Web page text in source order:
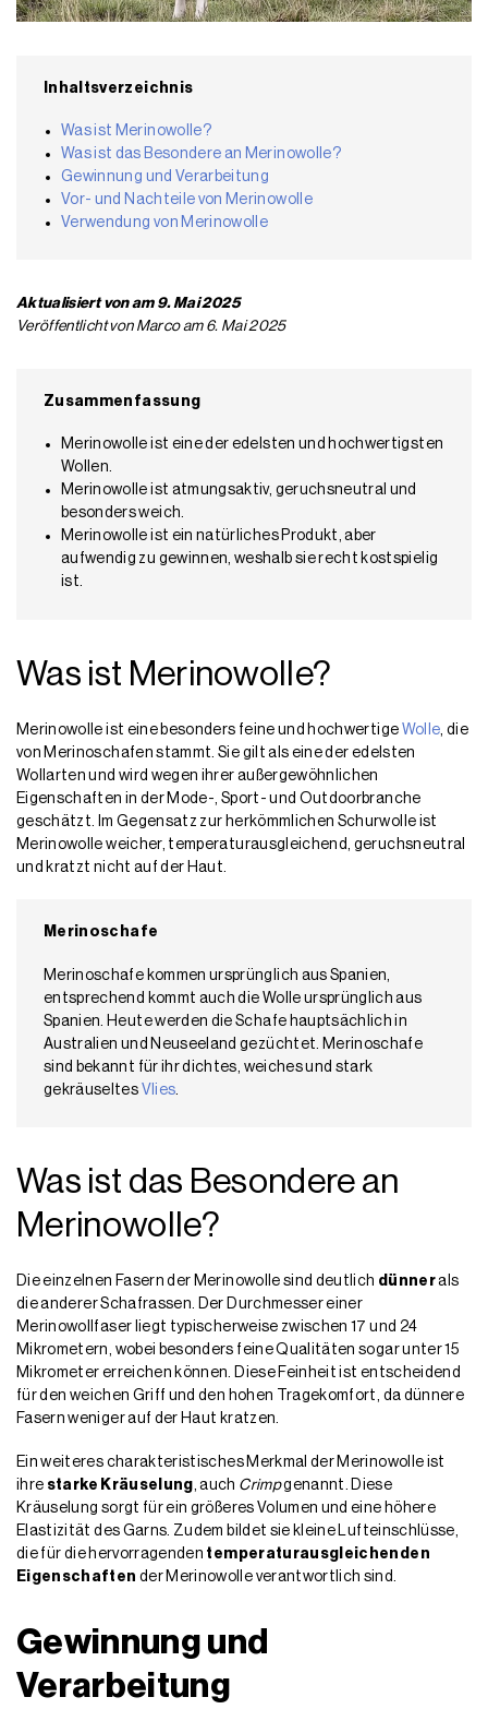
Inhaltsverzeichnis
Was ist Merinowolle?
Was ist das Besondere an Merinowolle?
Gewinnung und Verarbeitung
Vor- und Nachteile von Merinowolle
Verwendung von Merinowolle
Aktualisiert von am 9. Mai 2025
Veröffentlicht von Marco am 6. Mai 2025
Zusammenfassung
Merinowolle ist eine der edelsten und hochwertigsten
Wollen.
Merinowolle ist atmungsaktiv, geruchsneutral und
besonders weich.
Merinowolle ist ein natürliches Produkt, aber
aufwendig zu gewinnen, weshalb sie recht kostspielig
ist.
Was ist Merinowolle?
Merinowolle ist eine besonders feine und hochwertige Wolle, die
von Merinoschafen stammt. Sie gilt als eine der edelsten
Wollarten und wird wegen ihrer außergewöhnlichen
Eigenschaften in der Mode-, Sport- und Outdoorbranche
geschätzt. Im Gegensatz zur herkömmlichen Schurwolle ist
Merinowolle weicher, temperaturausgleichend, geruchsneutral
und kratzt nicht auf der Haut.
Merinoschafe
Merinoschafe kommen ursprünglich aus Spanien,
entsprechend kommt auch die Wolle ursprünglich aus
Spanien. Heute werden die Schafe hauptsächlich in
Australien und Neuseeland gezüchtet. Merinoschafe
sind bekannt für ihr dichtes, weiches und stark
gekräuseltes Vlies
Was ist das Besondere an
Merinowolle?
Die einzelnen Fasern der Merinowolle sind deutlich dünnerals
die anderer Schafrassen. Der Durchmesser einer
Merinowollfaser liegt typischerweise zwischen 17 und 24
Mikrometern, wobei besonders feine Qualitäten sogar unter 15
Mikrometer erreichen können. Diese Feinheit ist entscheidend
für den weichen Griff und den hohen Tragekomfort, da dünnere
Fasern weniger auf der Haut kratzen.
Ein weiteres charakteristisches Merkmal der Merinowolle ist
ihre starke Kräuselung , auch Crimpgenannt. Diese
Kräuselung sorgt für ein größeres Volumen und eine höhere
Elastizität des Garns. Zudem bildet sie kleine Lufteinschlüsse,
die für die hervorragenden temperaturausgleichenden
Eigenschaften der Merinowolle verantwortlich sind.
Gewinnung und
Verarbeitung